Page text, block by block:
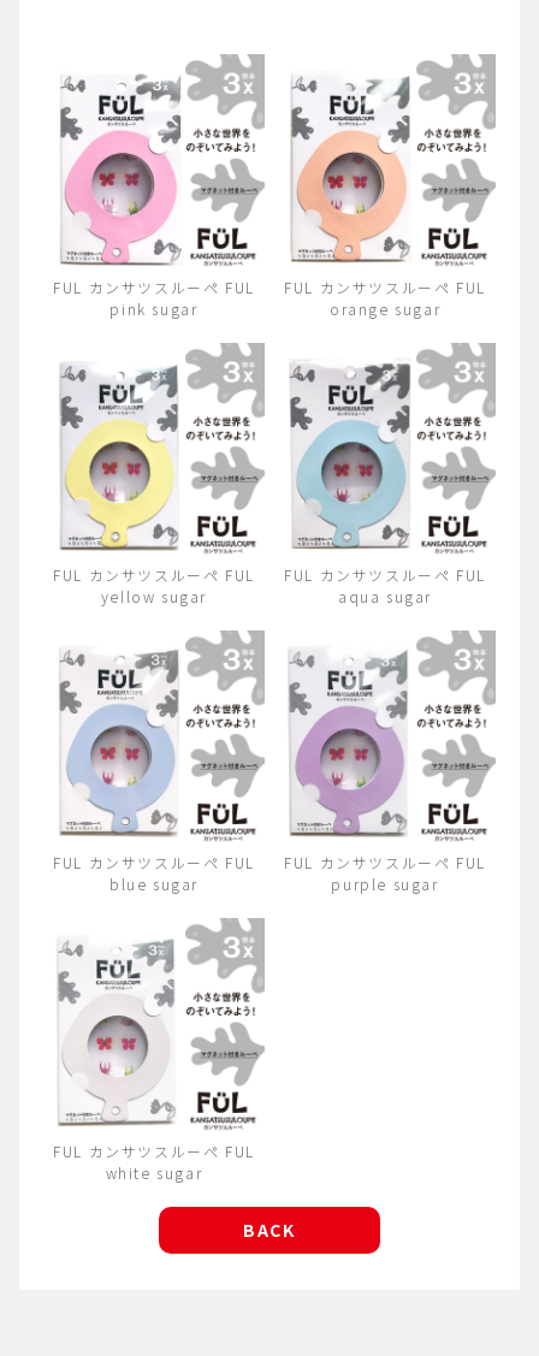
FUL カンサツスルーペ FUL
pink sugar
FUL カンサツスルーペ FUL
orange sugar
FUL カンサツスルーペ FUL
yellow sugar
FUL カンサツスルーペ FUL
aqua sugar
FUL カンサツスルーペ FUL
blue sugar
FUL カンサツスルーペ FUL
purple sugar
FUL カンサツスルーペ FUL
white sugar
BACK